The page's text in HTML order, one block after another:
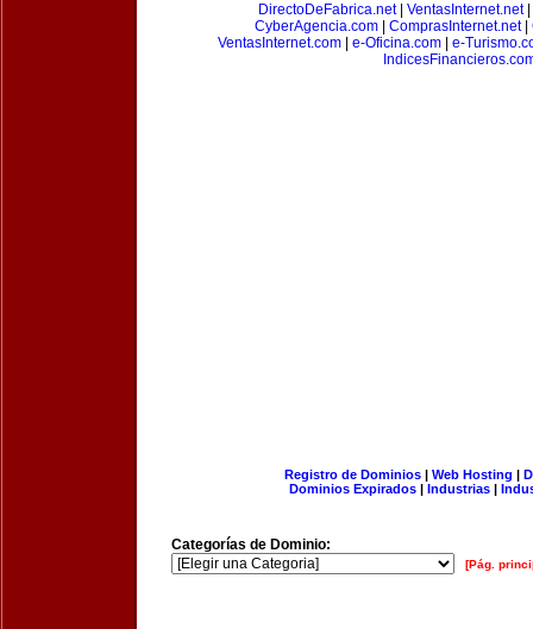
DirectoDeFabrica.net| VentasInternet.net|
CyberAgencia.com| ComprasInternet.net|
VentasInternet.com
e-Oficina.com
e-
Registro de Dominios| Web Hosting |
Dominios Expirados | Industrias |
Categorías de Dominio:
[Pág.